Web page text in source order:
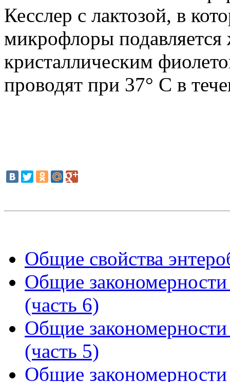
Кесслер с лактозой, в
микрофлоры
кристаллическим
проводят при 37° С в
Общие свойства
Общие
(часть 6)
Общие
(часть 5)
Общие